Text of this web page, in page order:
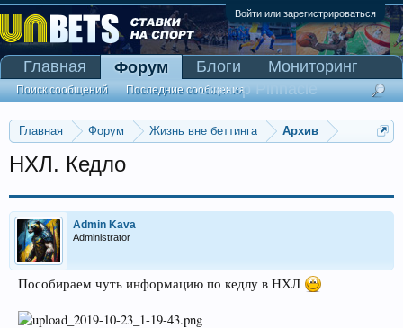
Войти или зарегистрироваться
Главная Форум Жизнь вне беттинга Архив
НХЛ. Кедло
Admin Kava
Administrator
Пособираем чуть информацию по кедлу в НХЛ
Главная Форум
Поиск сообщений Последние сообщения
Блоги
Мониторинг
Сканер Pinnacle